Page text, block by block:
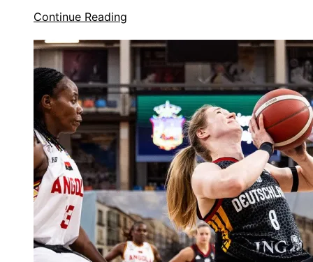
Continue Reading